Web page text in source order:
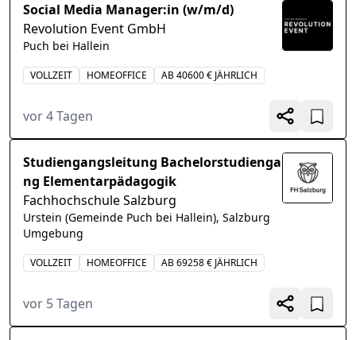
Social Media Manager:in (w/m/d)
Revolution Event GmbH
Puch bei Hallein
VOLLZEIT HOMEOFFICE AB 40600 € JÄHRLICH
vor 4 Tagen
Studiengangsleitung Bachelorstudienga
ng Elementarpädagogik
Fachhochschule Salzburg
Urstein (Gemeinde Puch bei Hallein), Salzburg
Umgebung
VOLLZEIT HOMEOFFICE AB 69258 € JÄHRLICH
vor 5 Tagen